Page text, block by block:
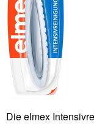
Die elmex